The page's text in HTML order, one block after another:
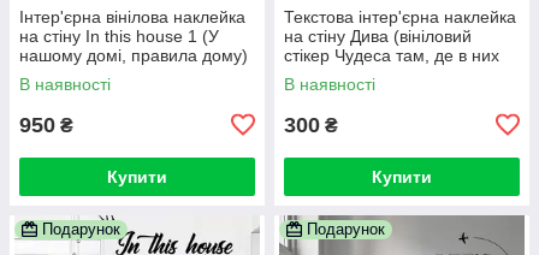
Інтер'єрна вінілова наклейка
на стіну In this house 1 (У
нашому домі, правила дому)
В наявності
950 ₴
Купити
Текстова інтер'єрна наклейка
на стіну Дива (вініловий
стікер Чудеса там, де в них
вірять)
В наявності
300 ₴
Купити
Подарунок Подарунок